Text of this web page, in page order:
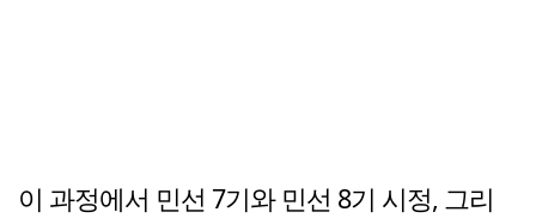
이 과정에서 민선 7기와 민선 8기 시정, 그리